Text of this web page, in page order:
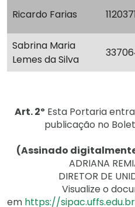
Ricardo Farias
Sabrina Maria
Lemes da Silva
Art. 2º Esta Portaria
publicação no
(Assinado
ADRIANA
DIRETOR DE
Visualize o
em https://